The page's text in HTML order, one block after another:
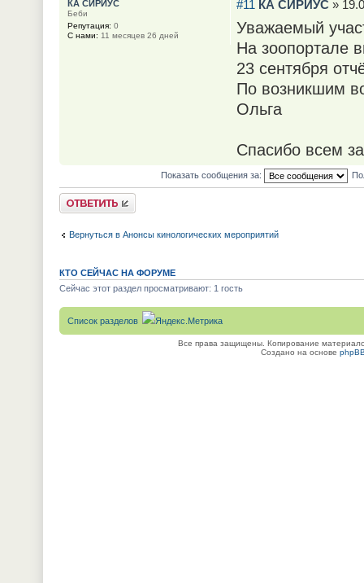
#11 КА СИРИУС»
Уважаемый
На зоопортале
23 сентября
По возникшим
Ольга
Спасибо всем
КА СИРИУС
Беби
Репутация: 0
С нами: 11 месяцев 26 дней
Показать сообщения за:
Ответить
Вернуться в Анонсы кинологических мероприятий
КТО СЕЙЧАС НА ФОРУМЕ
Сейчас этот раздел просматривают: 1 гость
Список разделов
Все права защищены. Копирование
Создано на основе